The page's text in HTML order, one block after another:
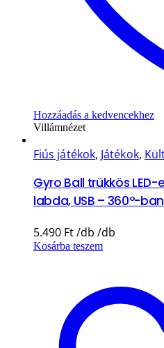
Hozzáadás a kedvencekhez
Villámnézet
Fiús játékok, Játékok,
Gyro Ball trükkös
labda, USB – 360°-
5.490 Ft
Kosárba teszem